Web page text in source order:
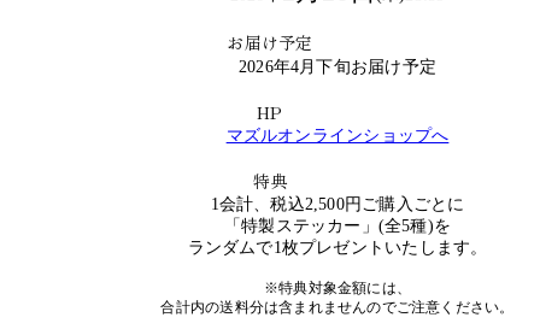
お届け予定
2026年4月下旬お届け予定
HP
マズルオンラインショップへ
特典
1会計、税込2,500円ご購入ごとに
「特製ステッカー」(全5種)を
ランダムで1枚プレゼントいたします。
※特典対象金額には、
合計内の送料分は含まれませんのでご注意ください。